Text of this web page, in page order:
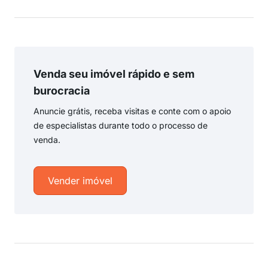
Venda seu imóvel rápido e sem
burocracia
Anuncie grátis, receba visitas e conte com o apoio
de especialistas durante todo o processo de
venda.
Vender imóvel